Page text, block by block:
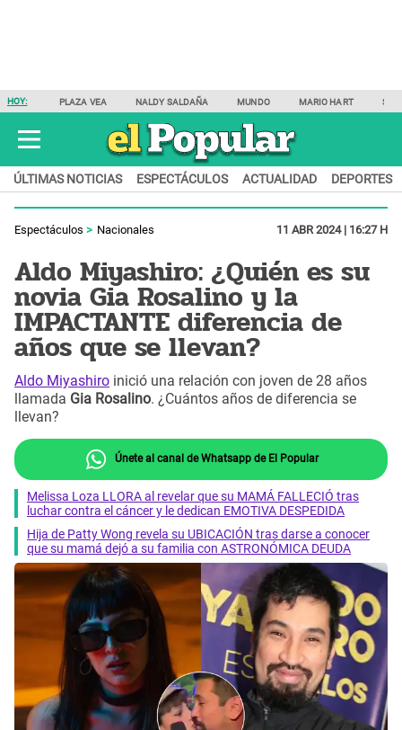
HOY: PLAZA VEA NALDY SALDAÑA MUNDO MARIO HART
ÚLTIMAS NOTICIAS ESPECTÁCULOS ACTUALIDAD DEPORTES
Espectáculos Nacionales 11 ABR 2024 | 16:27 H
Aldo Miyashiro: ¿Quién es su
novia Gia Rosalino y la
IMPACTANTE diferencia de
años que se llevan?
Aldo Miyashiro inició una relación con joven de 28 años
llamada Gia Rosalino. ¿Cuántos años de diferencia se
llevan?
Únete al canal de Whatsapp de El Popular
Melissa Loza LLORA al revelar que su MAMÁ FALLECIÓ tras
luchar contra el cáncer y le dedican EMOTIVA DESPEDIDA
Hija de Patty Wong revela su UBICACIÓN tras darse a conocer
que su mamá dejó a su familia con ASTRONÓMICA DEUDA